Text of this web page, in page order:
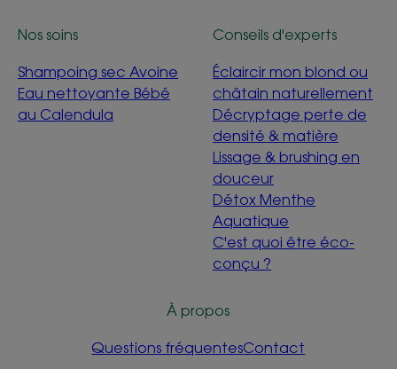
Nos soins
Shampoing sec Avoine
Eau nettoyante Bébé
au Calendula
Conseils d'experts
Éclaircir mon blond ou
châtain naturellement
Décryptage perte de
densité & matière
Lissage & brushing en
douceur
Détox Menthe
Aquatique
C'est quoi être éco-
conçu ?
À propos
Questions fréquentesContact